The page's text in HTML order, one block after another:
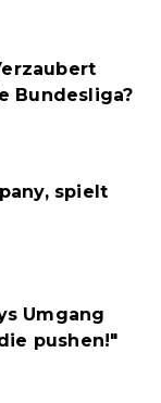
Bundesliga?
spielt
Umgang
pushen!"